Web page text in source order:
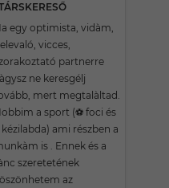
egy optimista, vidàm,
vicces,
partnerre
ne keresgélj
mert megtalàltad.
a sport (⚽ foci és
kézilabda) ami részben a
is . Ennek és a
szeretetének
az